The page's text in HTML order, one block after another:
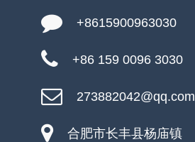
+8615900963030
+86 159 0096 3030
273882042@qq.com
合肥市长丰县杨庙镇